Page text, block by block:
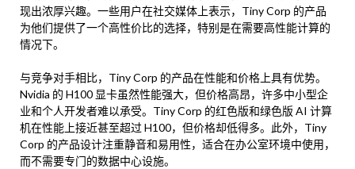
现出浓厚兴趣。一些用户在社交媒体上表示，Tiny Corp 的产品
为他们提供了一个高性价比的选择，特别是在需要高性能计算的
情况下。
与竞争对手相比，Tiny Corp 的产品在性能和价格上具有优势。
Nvidia 的 H100 显卡虽然性能强大，但价格高昂，许多中小型企
业和个人开发者难以承受。Tiny Corp 的红色版和绿色版 AI 计算
机在性能上接近甚至超过 H100，但价格却低得多。此外，Tiny
Corp 的产品设计注重静音和易用性，适合在办公室环境中使用，
而不需要专门的数据中心设施。